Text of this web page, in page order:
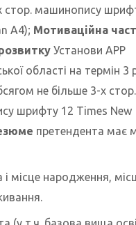
стор. машинопису
A4); Мотиваційна
Установи АРР
області на термін 3
не більше 3-х стор.
шрифту 12 Times New
претендента має
і місце народження,